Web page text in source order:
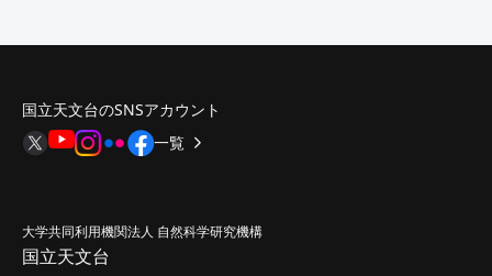
国立天文台のSNSアカウント
一覧
大学共同利用機関法人 自然科学研究機構
国立天文台